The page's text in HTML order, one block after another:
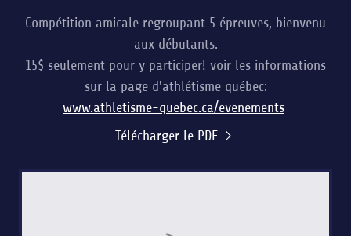
Compétition amicale regroupant 5 épreuves, bienvenu
aux débutants.
15$ seulement pour y participer! voir les informations
sur la page d'athlétisme québec:
www.athletisme-quebec.ca/evenements
Télécharger le PDF